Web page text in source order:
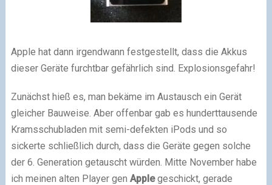
Apple hat dann irgendwann festgestellt, dass die Akkus
dieser Geräte furchtbar gefährlich sind. Explosionsgefahr!
Zunächst hieß es, man bekäme im Austausch ein Gerät
gleicher Bauweise. Aber offenbar gab es hunderttausende
Kramsschubladen mit semi-defekten iPods und so
sickerte schließlich durch, dass die Geräte gegen solche
der 6. Generation getauscht würden. Mitte November habe
ich meinen alten Player gen Applegeschickt, gerade